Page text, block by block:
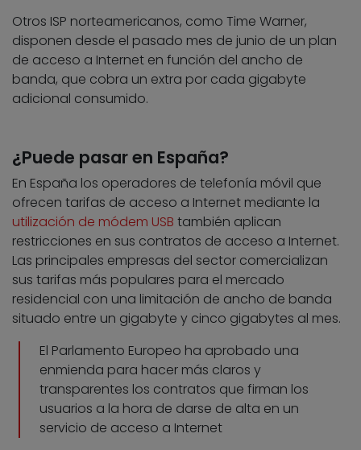
Otros ISP norteamericanos, como Time Warner,
disponen desde el pasado mes de junio de un plan
de acceso a Internet en función del ancho de
banda, que cobra un extra por cada gigabyte
adicional consumido.
¿Puede pasar en España?
En España los operadores de telefonía móvil que
ofrecen tarifas de acceso a Internet mediante la
utilización de módem USB también aplican
restricciones en sus contratos de acceso a Internet.
Las principales empresas del sector comercializan
sus tarifas más populares para el mercado
residencial con una limitación de ancho de banda
situado entre un gigabyte y cinco gigabytes al mes.
El Parlamento Europeo ha aprobado una
enmienda para hacer más claros y
transparentes los contratos que firman los
usuarios a la hora de darse de alta en un
servicio de acceso a Internet